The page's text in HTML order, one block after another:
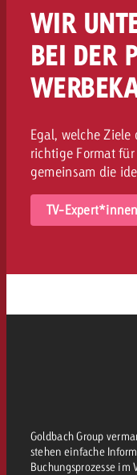
WIR
BEI DER
Egal, welche
richtige Format
gemeinsam die
TV-
Goldbach Group
stehen einfache
Buchungsprozesse im